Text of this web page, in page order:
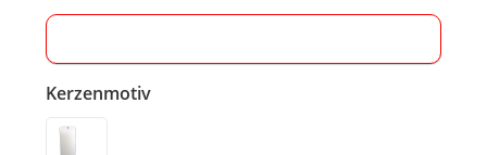
Kerzenmotiv